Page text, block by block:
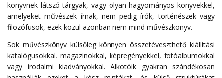
könyvnek látszó tárgyak, vagy olyan hagyományos könyvekkel,
amelyeket művészek írnak, nem pedig írók, történészek vagy
filozófusok, ezek közül azonban nem mind művészkönyv.
Sok művészkönyv külsőleg könnyen összetéveszthető kiállítási
katalógusokkal, magazinokkal, képregényekkel, fotóalbumokkal
vagy irodalmi kiadványokkal. Alkotóik gyakran szándékosan